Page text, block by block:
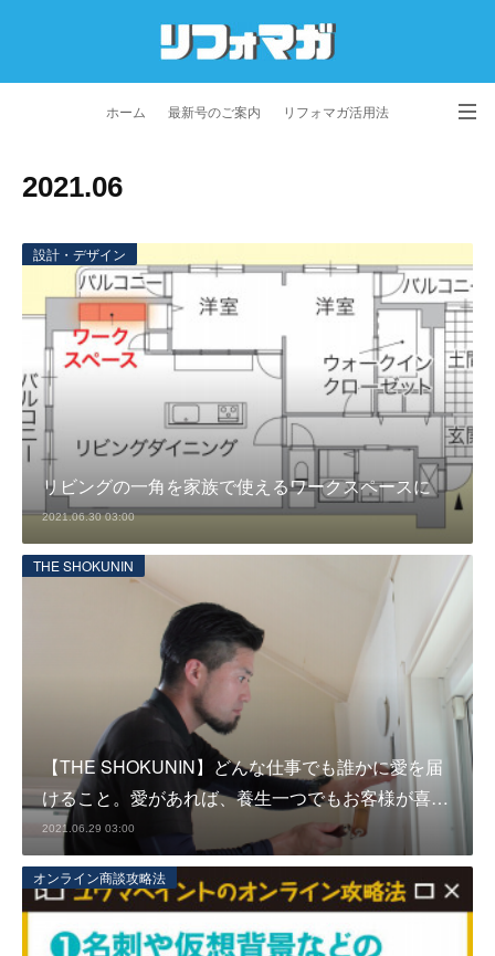
ホーム 最新号のご案内 リフォマガ活用法
2021.06
設計・デザイン
リビングの一角を家族で使えるワークスペースに
2021.06.30 03:00
THE SHOKUNIN
【THE SHOKUNIN】どんな仕事でも誰かに愛を届
けること。愛があれば、養生一つでもお客様が喜…
2021.06.29 03:00
オンライン商談攻略法